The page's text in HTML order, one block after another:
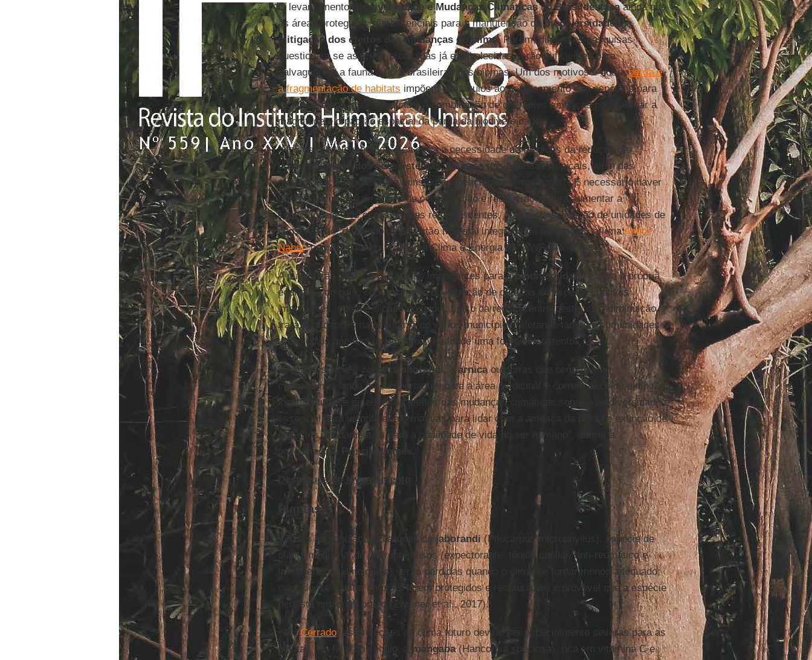
O levantamentoBiodiversidade e Mudanças ClimáticasnoBrasildestacaainda que
as áreas protegidas são essenciais para a manutenção dabiodiversidadee a
mitigação dos efeitos das mudanças do clima. Porém, diferentes pesquisas
questionam se as áreas protegidas já estabelecidas serão suficientes para
salvaguardar a fauna e flora brasileiras dos biomas. Um dos motivos é que aperda e
a fragmentação de habitats impõem obstáculos ao deslocamento das espécies para
locais de clima mais adequado. A combinação de diferentes ameaças pode alterar a
magnitude e o padrão espacial da perda da biodiversidade.
“Nos estudos levantados, fica clara a necessidade de medidas da redução da
vulnerabilidade dos ecossistemas. No caso das florestas tropicais, além das
mudanças climáticas, há a constante ameaça de desmatamento. É necessário haver
um fortalecimento de ações de conservação e recuperação para aumentar a
conectividade dos ecossistemas remanescentes, com a consolidação de unidades de
conservação, refletindo uma gestão florestal integrada da paisagem”, afirmaAndré
Nahur, coordenador do Programa Clima e Energia do WWF-Brasil.
A publicação destaca resultados importantes para abiodiversidade
e para a própria
economia do país, com migração ou extinção de culturas ou espécies nativas
importantes, como é o caso do pequi, típico da região centro-oeste, cuja diminuição
trará implicações na economia de vários municípios, afetando também comunidades
tradicionais que têm na agrobiodiversidade uma fonte de sustento.
“Outras espécies, como o jaborandi , aarnicaou outras que nem mesmo
conhecemos ainda, são importantes para a área medicinal e correm risco de extinção
local. Estudar e entender os efeitos das mudanças climáticas sobre a biodiversidade é
essencial para identificar alternativas para lidar com a ameaça da perda e extinção de
espécies, fundamentais para a qualidade de vida do ser humano”, afirma a
pesquisadora
Priscila Lemes
Destaques do levantamento
Plantas
• Todas as populações naturais de jaborandi(Pilocarpus microphyllus), espécie de
planta medicinal de diferentes usos (expectorante, tônico capilar, anti-reumático e
tratamento oftalmológico) serão perdidas quando o clima se tornar menos adequado;
contudo, se habitat naturais forem protegidos e restaurados, é provável que a espécie
persista em longo prazo (Zwiener et al., 2017).
• NoCerrado, as projeções do clima futuro devem ser especialmente severas para as
plantas. No final do século, a
mangaba(Hancornia speciosa), rica em vitamina C e